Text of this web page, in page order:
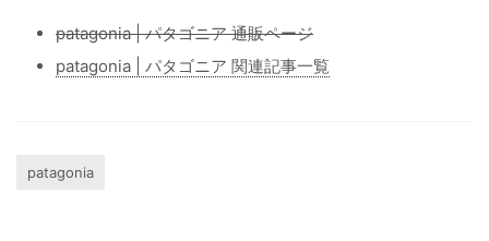
patagonia | パタゴニア 通販ページ
patagonia | パタゴニア 関連記事一覧
patagonia